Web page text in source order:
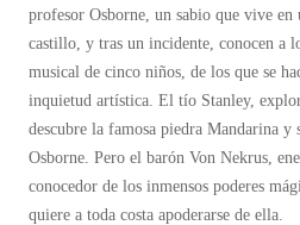
profesor Osborne, un sabio que vive
castillo, y tras un incidente, conocen a
musical de cinco niños, de los que se
inquietud artística. El tío Stanley,
descubre la famosa piedra Mandarina
Osborne. Pero el barón Von Nekrus,
conocedor de los inmensos poderes
quiere a toda costa apoderarse de ella.